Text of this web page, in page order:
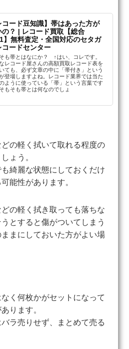
コード豆知識】帯はあった方が
の？ | レコード買取【総合
】無料査定・全国対応のセタガ
コードセンター
も帯とはなにか？ ↑はい、コレです。
レコード屋さんの高額買取レコード表を
ても、必ず文章の中に「帯付き」という
登場しますよね。レコード業界では当た
ように使っている「帯」という言葉です
もそも帯とは何なのでしょ
の軽く拭いて取れる程度の
ょう。
綺麗な状態にしておくだけ
能性があります。
の軽く拭き取っても落ちな
とすると傷がついてしまう
まにしておいた方がよい場
く何枚かがセットになって
ります。
ラ売りせず、まとめて売る